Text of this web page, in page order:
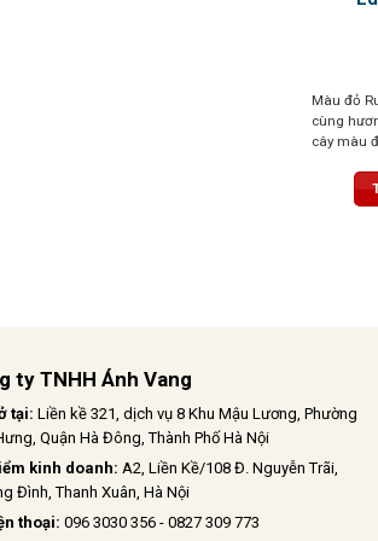
Màu đỏ
cùng
cây màu
bằng và
trịa, dài
ty TNHH Ánh Vang
tại: Liền kề 321, dịch vụ 8 Khu Mậu Lương, Phường
Quận Hà Đông, Thành Phố Hà Nội
kinh doanh: A2, Liền Kề/108 Đ. Nguyễn Trãi,
Đình, Thanh Xuân, Hà Nội
thoại: 096 3030 356 - 0827 309 773